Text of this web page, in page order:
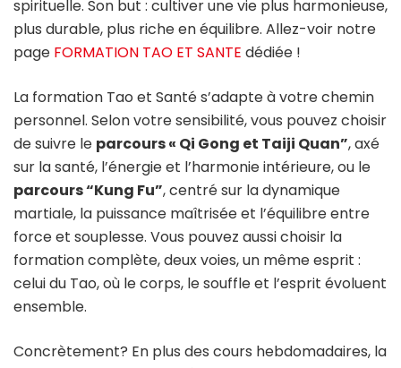
spirituelle. Son but : cultiver une vie plus harmonieuse,
plus durable, plus riche en équilibre. Allez-voir notre
page FORMATION TAO ET SANTE dédiée !
La formation Tao et Santé s’adapte à votre chemin
personnel. Selon votre sensibilité, vous pouvez choisir
de suivre le parcours « Qi Gong et Taiji Quan”, axé
sur la santé, l’énergie et l’harmonie intérieure, ou le
parcours “Kung Fu”, centré sur la dynamique
martiale, la puissance maîtrisée et l’équilibre entre
force et souplesse. Vous pouvez aussi choisir la
formation complète, deux voies, un même esprit :
celui du Tao, où le corps, le souffle et l’esprit évoluent
ensemble.
Concrètement? En plus des cours hebdomadaires, la